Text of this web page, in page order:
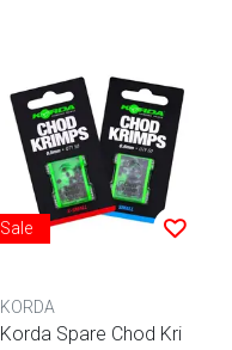
Sale
KORDA
Korda Spare Chod Kri